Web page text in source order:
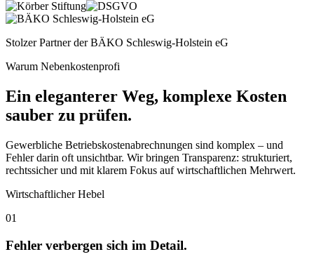
Stolzer Partner der BÄKO Schleswig-Holstein eG
Warum Nebenkostenprofi
Ein eleganterer Weg, komplexe Kosten
sauber zu prüfen.
Gewerbliche Betriebskostenabrechnungen sind komplex – und
Fehler darin oft unsichtbar. Wir bringen Transparenz: strukturiert,
rechtssicher und mit klarem Fokus auf wirtschaftlichen Mehrwert.
Wirtschaftlicher Hebel
01
Fehler verbergen sich im Detail.